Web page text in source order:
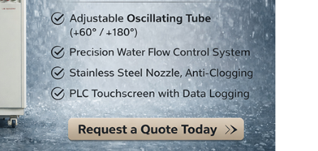
Cabinet de basse température constante
Chambre de gel dégel
Chambre d'essai de preuve d'explosion
Chambre d'essai de congélation d'humidité